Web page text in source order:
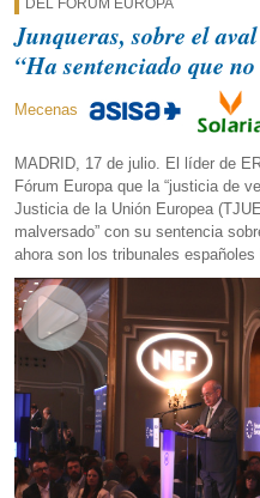
DEL FÓRUM EUROPA
Junqueras, sobre el
“Ha sentenciado que
Mecenas
MADRID, 17 de julio. El líder de
Fórum Europa que la “justicia de
Justicia de la Unión Europea
malversado” con su sentencia
ahora son los tribunales españoles